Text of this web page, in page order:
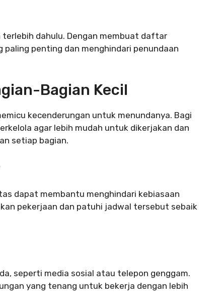
dahulu. Dengan membuat daftar
penting dan menghindari penundaan
Bagian Kecil
kecenderungan untuk menundanya. Bagi
agar lebih mudah untuk dikerjakan dan
setiap bagian.
dapat membantu menghindari kebiasaan
pekerjaan dan patuhi jadwal tersebut sebaik
seperti media sosial atau telepon genggam.
yang tenang untuk bekerja dengan lebih